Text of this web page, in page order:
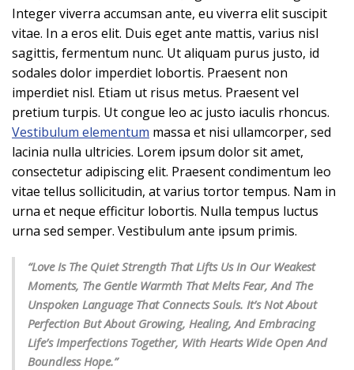
Integer viverra accumsan ante, eu viverra elit suscipit
vitae. In a eros elit. Duis eget ante mattis, varius nisl
sagittis, fermentum nunc. Ut aliquam purus justo, id
sodales dolor imperdiet lobortis. Praesent non
imperdiet nisl. Etiam ut risus metus. Praesent vel
pretium turpis. Ut congue leo ac justo iaculis rhoncus.
Vestibulum elementum massa et nisi ullamcorper, sed
lacinia nulla ultricies. Lorem ipsum dolor sit amet,
consectetur adipiscing elit. Praesent condimentum leo
vitae tellus sollicitudin, at varius tortor tempus. Nam in
urna et neque efficitur lobortis. Nulla tempus luctus
urna sed semper. Vestibulum ante ipsum primis.
“Love Is The Quiet Strength That Lifts Us In Our Weakest
Moments, The Gentle Warmth That Melts Fear, And The
Unspoken Language That Connects Souls. It’s Not About
Perfection But About Growing, Healing, And Embracing
Life’s Imperfections Together, With Hearts Wide Open And
Boundless Hope.”